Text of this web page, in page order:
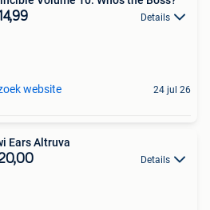
Details
website 24 jul 26
Ears Altruva
Details